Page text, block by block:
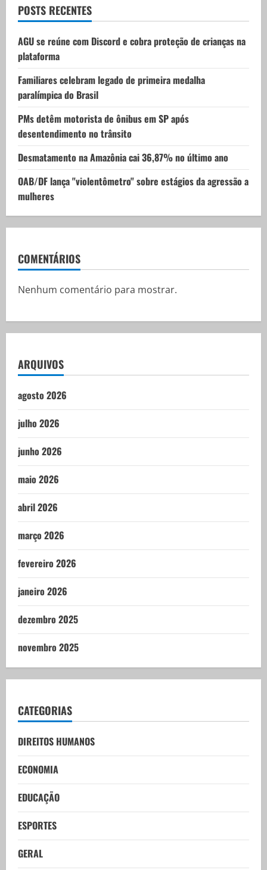
t
i
o
n
POSTS RECENTES
AGU se reúne com Discord e cobra proteção de crianças na
plataforma
Familiares celebram legado de primeira medalha
paralímpica do Brasil
PMs detêm motorista de ônibus em SP após
desentendimento no trânsito
Desmatamento na Amazônia cai 36,87% no último ano
OAB/DF lança "violentômetro" sobre estágios da agressão a
mulheres
COMENTÁRIOS
Nenhum comentário para mostrar.
ARQUIVOS
agosto 2026
julho 2026
junho 2026
maio 2026
abril 2026
março 2026
fevereiro 2026
janeiro 2026
dezembro 2025
novembro 2025
CATEGORIAS
DIREITOS HUMANOS
ECONOMIA
EDUCAÇÃO
ESPORTES
GERAL